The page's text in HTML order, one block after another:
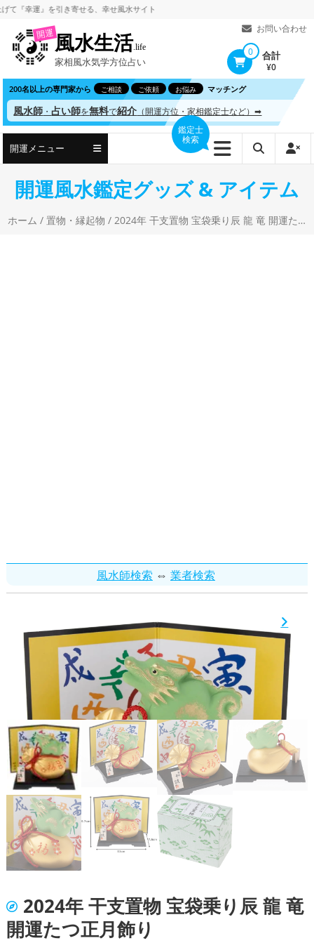
コ
ツ
へ
ス
ッ
運』を引き寄せる、幸せ風水サイト
お問い合わせ
開運風水生活.life
家相風水気学方位占い
0 合計
¥0
200名以上の専門家から ご相談 ご依頼 お悩み マッチング
風水師 ・占い師を無料で紹介 （開運方位・家相鑑定士など）➡
開運メニュー
鑑定士
検索
開運風水鑑定グッズ & アイテム
ホーム /置物・縁起物 / 2024年 干支置物 宝袋乗り辰 龍 竜 開運たつ正月飾り
風水師検索 ⇔ 業者検索
2024年 干支置物 宝袋乗り辰 龍 竜
開運たつ正月飾り